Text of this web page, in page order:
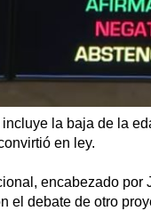
la baja de la
en ley.
encabezado por
el debate de otro